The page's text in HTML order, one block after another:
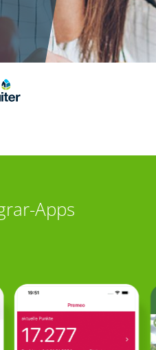
Apps